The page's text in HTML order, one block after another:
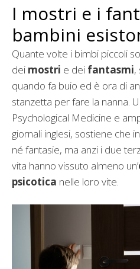
I mostri e i
bambini
Quante volte i bimbi piccoli
dei mostri e dei fantasmi,
quando fa buio ed è ora di
stanzetta per fare la nanna.
Psychological Medicine e
giornali inglesi, sostiene che
né fantasie, ma anzi i due
vita hanno vissuto almeno un’
psicotica nelle loro vite.